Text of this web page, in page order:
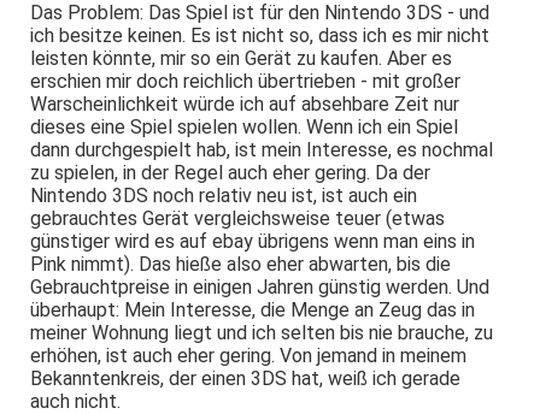
Das Problem: Das Spiel ist für den Nintendo 3DS - und
ich besitze keinen. Es ist nicht so, dass ich es mir nicht
leisten könnte, mir so ein Gerät zu kaufen. Aber es
erschien mir doch reichlich übertrieben - mit großer
Warscheinlichkeit würde ich auf absehbare Zeit nur
dieses eine Spiel spielen wollen. Wenn ich ein Spiel
dann durchgespielt hab, ist mein Interesse, es nochmal
zu spielen, in der Regel auch eher gering. Da der
Nintendo 3DS noch relativ neu ist, ist auch ein
gebrauchtes Gerät vergleichsweise teuer (etwas
günstiger wird es auf ebay übrigens wenn man eins in
Pink nimmt). Das hieße also eher abwarten, bis die
Gebrauchtpreise in einigen Jahren günstig werden. Und
überhaupt: Mein Interesse, die Menge an Zeug das in
meiner Wohnung liegt und ich selten bis nie brauche, zu
erhöhen, ist auch eher gering. Von jemand in meinem
Bekanntenkreis, der einen 3DS hat, weiß ich gerade
auch nicht.